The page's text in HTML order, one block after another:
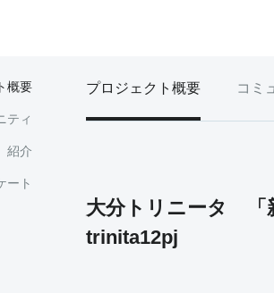
概要
ティ
紹介
ート
プロジェクト概要 コミ
大分トリニータ 「
trinita12pj